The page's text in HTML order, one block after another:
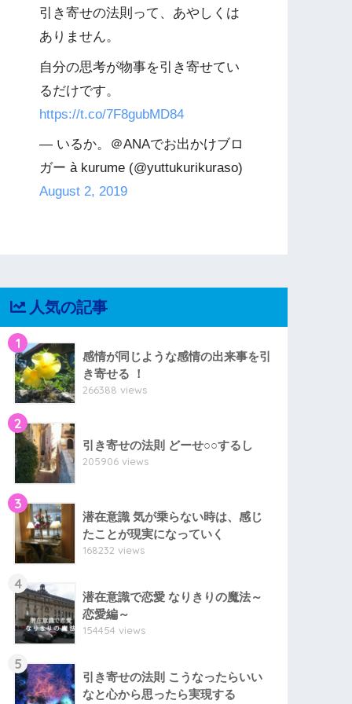
引き寄せの法則って、あやしくは
ありません。
自分の思考が物事を引き寄せてい
るだけです。
https://t.co/7F8gubMD84
— いるか。＠ANAでお出かけブロ
ガー à kurume (@yuttukurikuraso)
August 2, 2019
人気の記事
1
感情が同じような感情の出来事を引
き寄せる ！
266388 views
2
引き寄せの法則 どーせ○○するし
205906 views
3
潜在意識 気が乗らない時は、感じ
たことが現実になっていく
168232 views
4
潜在意識で恋愛 なりきりの魔法～
恋愛編～
154454 views
5
引き寄せの法則 こうなったらいい
なと心から思ったら実現する